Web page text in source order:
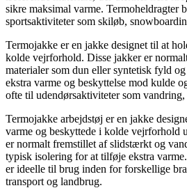
sikre maksimal varme. Termoheldragter
sportsaktiviteter som skiløb,
Termojakke er en jakke designet til at
kolde vejrforhold. Disse jakker er
materialer som dun eller syntetisk fyld
ekstra varme og beskyttelse mod kulde
ofte til udendørsaktiviteter som
Termojakke arbejdstøj er en jakke
varme og beskyttede i kolde vejrforhold
er normalt fremstillet af slidstærkt og
typisk isolering for at tilføje ekstra
er ideelle til brug inden for forskellige
transport og landbrug.